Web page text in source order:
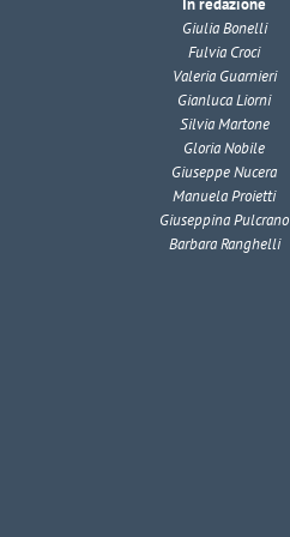
In redazione
Giulia Bonelli
Fulvia Croci
Valeria Guarnieri
Gianluca Liorni
Silvia Martone
Gloria Nobile
Giuseppe Nucera
Manuela Proietti
Giuseppina Pulcrano
Barbara Ranghelli